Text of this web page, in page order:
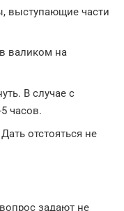
выступающие части
валиком на
В случае с
часов.
отстояться не
задают не